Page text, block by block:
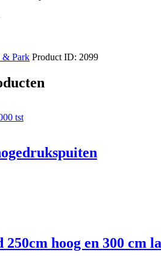
& Park Product ID: 2099
250cm hoog en 300 cm